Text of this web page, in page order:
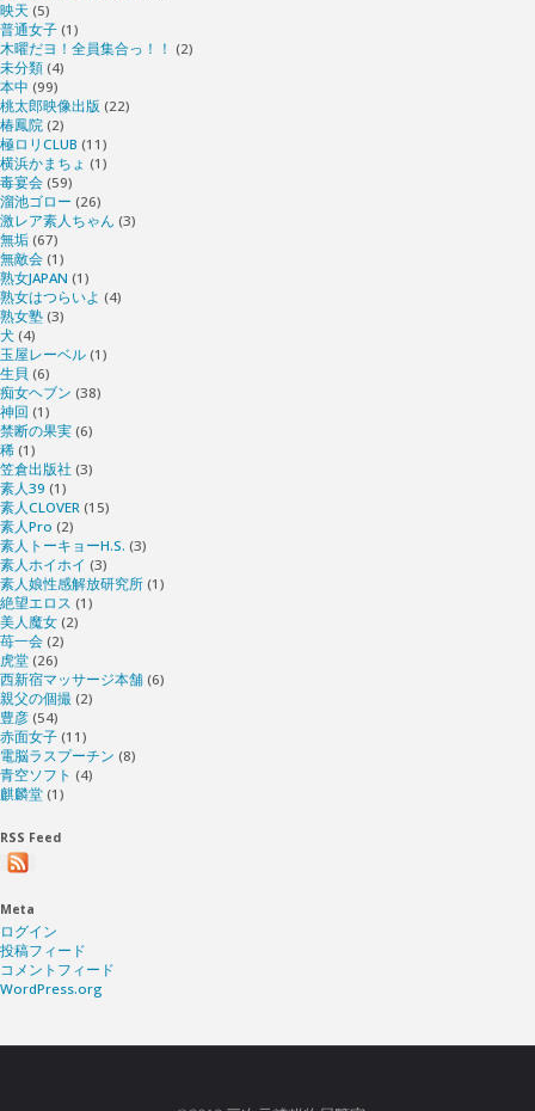
映天 (5)
普通女子 (1)
木曜だヨ！全員集合っ！！ (2)
未分類 (4)
本中 (99)
桃太郎映像出版 (22)
椿鳳院 (2)
極ロリCLUB (11)
横浜かまちょ (1)
毒宴会 (59)
溜池ゴロー (26)
激レア素人ちゃん (3)
無垢 (67)
無敵会 (1)
熟女JAPAN (1)
熟女はつらいよ (4)
熟女塾 (3)
犬 (4)
玉屋レーベル (1)
生貝 (6)
痴女ヘブン (38)
神回 (1)
禁断の果実 (6)
稀 (1)
笠倉出版社 (3)
素人39 (1)
素人CLOVER (15)
素人Pro (2)
素人トーキョーH.S. (3)
素人ホイホイ (3)
素人娘性感解放研究所 (1)
絶望エロス (1)
美人魔女 (2)
苺一会 (2)
虎堂 (26)
西新宿マッサージ本舗 (6)
親父の個撮 (2)
豊彦 (54)
赤面女子 (11)
電脳ラスプーチン (8)
青空ソフト (4)
麒麟堂 (1)
RSS Feed
Meta
ログイン
投稿フィード
コメントフィード
WordPress.org